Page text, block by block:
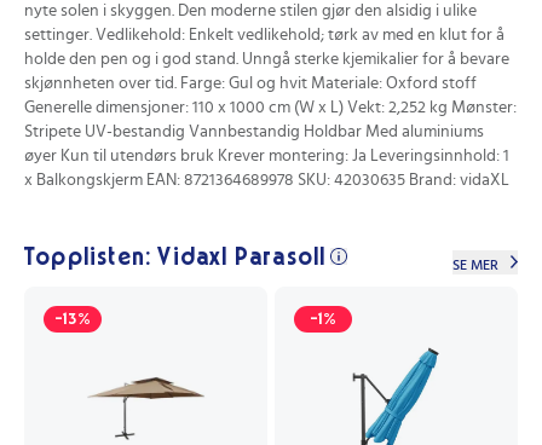
nyte solen i skyggen. Den moderne stilen gjør den alsidig i ulike
settinger. Vedlikehold: Enkelt vedlikehold; tørk av med en klut for å
holde den pen og i god stand. Unngå sterke kjemikalier for å bevare
skjønnheten over tid. Farge: Gul og hvit Materiale: Oxford stoff
Generelle dimensjoner: 110 x 1000 cm (W x L) Vekt: 2,252 kg Mønster:
Stripete UV-bestandig Vannbestandig Holdbar Med aluminiums
øyer Kun til utendørs bruk Krever montering: Ja Leveringsinnhold: 1
x Balkongskjerm EAN: 8721364689978 SKU: 42030635 Brand: vidaXL
Topplisten: Vidaxl Parasoll SE MER
-13% -1%